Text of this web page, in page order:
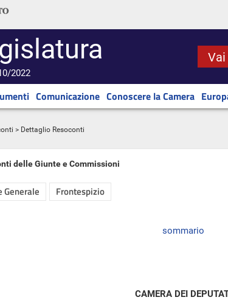
2022
Comunicazione Conoscere la Camera
> Dettaglio Resoconti
delle Giunte e Commissioni
Generale Frontespizio
sommario
CAMERA DEI